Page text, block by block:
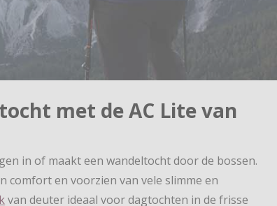
met de AC Lite van
in of maakt een wandeltocht door de bossen.
comfort en voorzien van vele slimme en
van deuter ideaal voor dagtochten in de frisse